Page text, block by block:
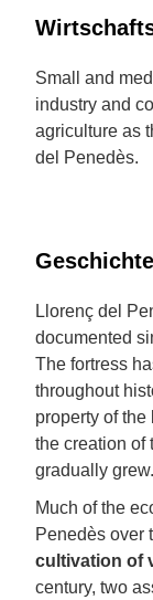
Small and
industry and
agriculture as
del Penedès.
Llorenç del
documented
The fortress
throughout
property of the
the creation of
gradually grew.
Much of the
Penedès over
cultivation of
century, two